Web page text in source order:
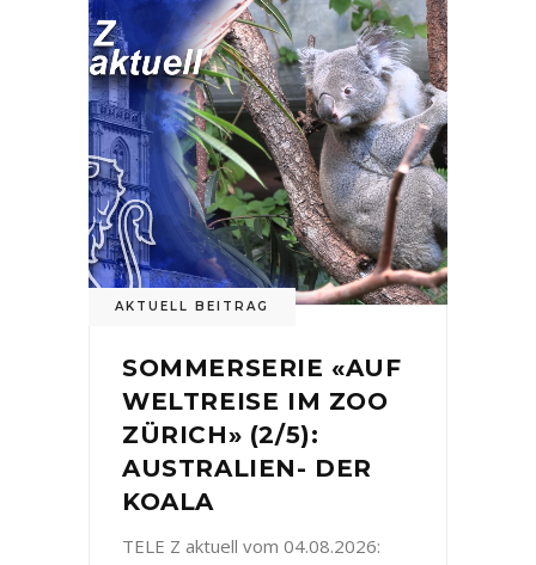
AKTUELL BEITRAG
SOMMERSERIE «AUF
WELTREISE IM ZOO
ZÜRICH» (2/5):
AUSTRALIEN- DER
KOALA
TELE Z aktuell vom 04.08.2026: